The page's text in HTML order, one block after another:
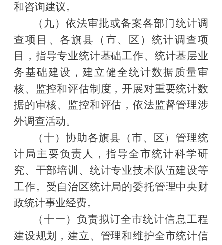
和咨询建议。
（九）依法审批或备案各部门统计调
查项目、各旗县（市、区）统计调查项
目，指导专业统计基础工作、统计基层业
务基础建设，建立健全统计数据质量审
核、监控和评估制度，开展对重要统计数
据的审核、监控和评估，依法监督管理涉
外调查活动。
（十）协助各旗县（市、区）管理统
计局主要负责人，指导全市统计科学研
究、干部培训、统计专业技术队伍建设等
工作。受自治区统计局的委托管理中央财
政统计事业经费。
（十一）负责拟订全市统计信息工程
建设规划，建立、管理和维护全市统计信